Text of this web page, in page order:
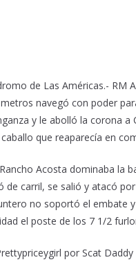
de Las Américas.-
navegó con poder
y le abolló la corona a
que reaparecía en
Acosta dominaba la
de carril, se salió y atacó
no soportó el embate
el poste de los 7 1/2
por Scat